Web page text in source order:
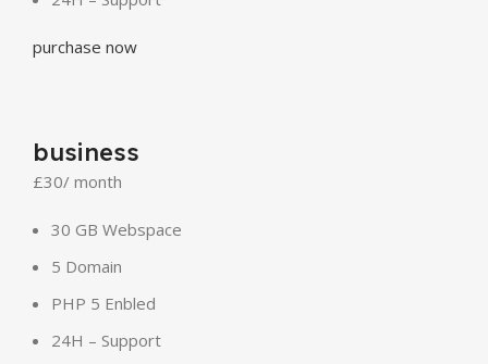
purchase now
business
£30/ month
30 GB Webspace
5 Domain
PHP 5 Enbled
24H – Support